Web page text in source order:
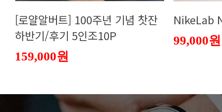
하반기/후기 5인조10P
159,000원
NikeLab
99,000원